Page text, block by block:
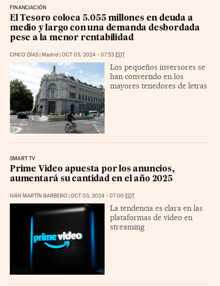
FINANCIACIÓN
El Tesoro coloca 5.055 millones en deuda a
medio y largo con una demanda desbordada
pese a la menor rentabilidad
CINCO DÍAS Madrid OCT 03, 2024 - 07:53 EDT
Los pequeños inversores se
han convertido en los
mayores tenedores de letras
SMART TV
Prime Video apuesta por los anuncios,
aumentará su cantidad en el año 2025
IVÁN MARTÍN BARBERO OCT 03, 2024 - 07:00 EDT
La tendencia es clara en las
plataformas de vídeo en
streaming